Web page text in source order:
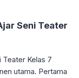
Seni Teater
Teater Kelas 7
utama. Pertama